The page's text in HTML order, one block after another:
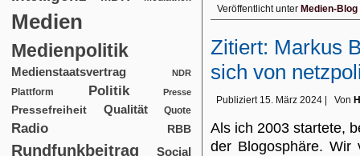
Medien
Medienpolitik
Medienstaatsvertrag NDR
Plattform Politik Presse
Pressefreiheit Qualität Quote
Radio RBB
Rundfunkbeitrag
Social
Veröffentlicht unter Medien-Blog
Zitiert: Markus
sich von
Publiziert 15. März 2024 Von
Als ich 2003 startete,
der Blogosphäre. Wir